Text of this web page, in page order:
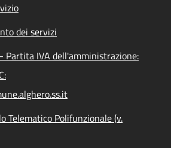
dei servizi
Partita IVA dell'amministrazione:
Telematico Polifunzionale (v.